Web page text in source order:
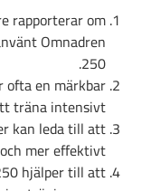
rapporterar om
Omnadren
250.
ofta en märkbar
träna intensivt.
kan leda till att
mer effektivt.
hjälper till att